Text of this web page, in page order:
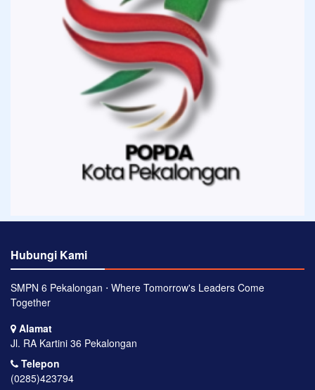
Hubungi Kami
SMPN 6 Pekalongan ⋅ Where Tomorrow's Leaders Come
Together
Alamat
Jl. RA Kartini 36 Pekalongan
Telepon
(0285)423794